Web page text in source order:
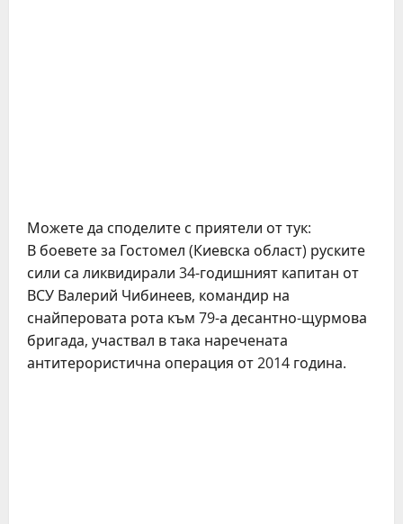
Можете да споделите с приятели от тук:
В боевете за Гостомел (Киевска област) руските
сили са ликвидирали 34-годишният капитан от
ВСУ Валерий Чибинеев, командир на
снайперовата рота към 79-а десантно-щурмова
бригада, участвал в така наречената
антитерористична операция от 2014 година.